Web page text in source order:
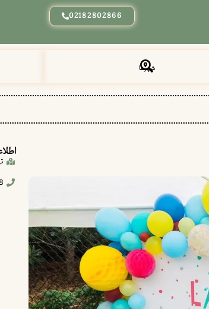
02182802866
شهرها